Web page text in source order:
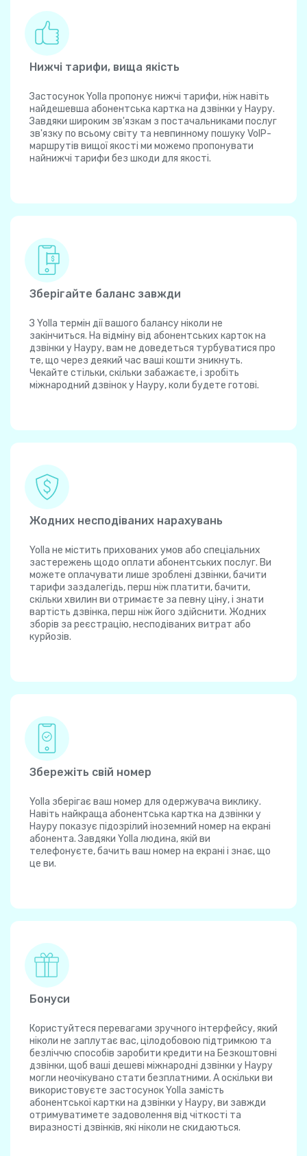
Нижчі тарифи, вища якість
Застосунок Yolla пропонує нижчі тарифи, ніж навіть
найдешевша абонентська картка на дзвінки у Науру.
Завдяки широким зв'язкам з постачальниками послуг
зв'язку по всьому світу та невпинному пошуку VoIP-
маршрутів вищої якості ми можемо пропонувати
найнижчі тарифи без шкоди для якості.
Зберігайте баланс завжди
З Yolla термін дії вашого балансу ніколи не
закінчиться. На відміну від абонентських карток на
дзвінки у Науру, вам не доведеться турбуватися про
те, що через деякий час ваші кошти зникнуть.
Чекайте стільки, скільки забажаєте, і зробіть
міжнародний дзвінок у Науру, коли будете готові.
Жодних несподіваних нарахувань
Yolla не містить прихованих умов або спеціальних
застережень щодо оплати абонентських послуг. Ви
можете оплачувати лише зроблені дзвінки, бачити
тарифи заздалегідь, перш ніж платити, бачити,
скільки хвилин ви отримаєте за певну ціну, і знати
вартість дзвінка, перш ніж його здійснити. Жодних
зборів за реєстрацію, несподіваних витрат або
курйозів.
Збережіть свій номер
Yolla зберігає ваш номер для одержувача виклику.
Навіть найкраща абонентська картка на дзвінки у
Науру показує підозрілий іноземний номер на екрані
абонента. Завдяки Yolla людина, якій ви
телефонуєте, бачить ваш номер на екрані і знає, що
це ви.
Бонуси
Користуйтеся перевагами зручного інтерфейсу, який
ніколи не заплутає вас, цілодобовою підтримкою та
безліччю способів заробити кредити на Безкоштовні
дзвінки, щоб ваші дешеві міжнародні дзвінки у Науру
могли неочікувано стати безплатними. А оскільки ви
використовуєте застосунок Yolla замість
абонентської картки на дзвінки у Науру, ви завжди
отримуватимете задоволення від чіткості та
виразності дзвінків, які ніколи не скидаються.